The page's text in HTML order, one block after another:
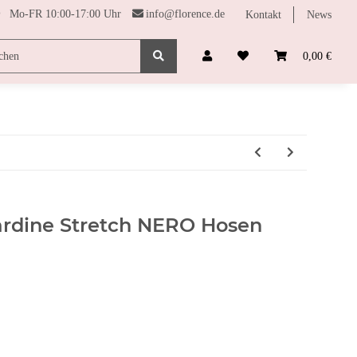
Mo-FR 10:00-17:00 Uhr info@florence.de Kontakt News
0,00 €
SONDERPREISE FARBHARMONIE FUNDGRUBE
Stretch NERO Hosen